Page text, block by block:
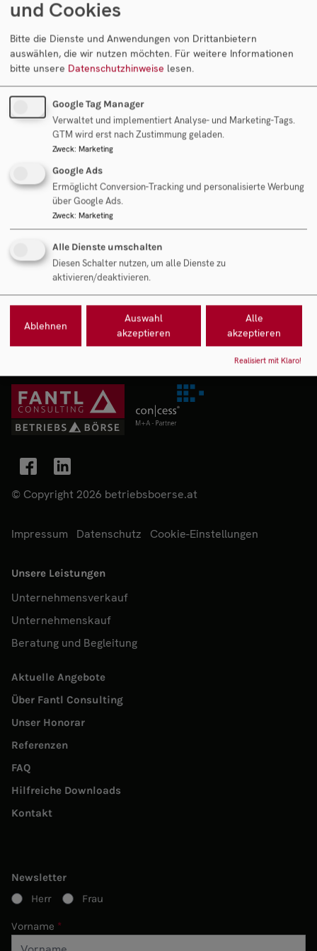
Bei einer erfolgreichen Transaktion erhalten wir
unsere Provision vom Käufer.
Objekt anfragen
Ihr Ansprechpartner
Mag. Rudolf Fantl
Geschäftsführung Fantl Consulting GmbH
Objekt anfragen
© Copyright 2026 betriebsboerse.at
Impressum Datenschutz Cookie-Einstellungen
Unsere Leistungen
Unternehmensverkauf
Unternehmenskauf
Beratung und Begleitung
Aktuelle Angebote
Über Fantl Consulting
Unser Honorar
Referenzen
FAQ
Hilfreiche Downloads
Kontakt
Newsletter
Herr
Frau
Vorname
und Cookies
Bitte die Dienste und Anwendungen von Drittanbietern
auswählen, die wir nutzen möchten. Für weitere Informationen
bitte unsere Datenschutzhinweise lesen.
Google Tag Manager
Verwaltet und implementiert Analyse- und Marketing-Tags.
GTM wird erst nach Zustimmung geladen.
Zweck: Marketing
Google Ads
Ermöglicht Conversion-Tracking und personalisierte Werbung
über Google Ads.
Zweck: Marketing
Alle Dienste umschalten
Diesen Schalter nutzen, um alle Dienste zu
aktivieren/deaktivieren.
Ablehnen
Auswahl
akzeptieren
Alle
akzeptieren
Realisiert mit Klaro!